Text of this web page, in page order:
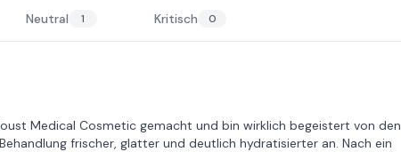
Neutral 1 Kritisch 0
Medical Cosmetic gemacht und bin wirklich begeistert von den
frischer, glatter und deutlich hydratisierter an. Nach ein